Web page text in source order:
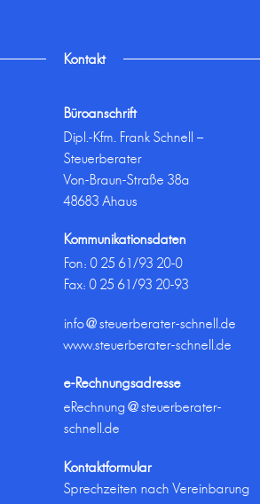
Kontakt
Büroanschrift
Dipl.-Kfm. Frank Schnell –
Steuerberater
Von-Braun-Straße 38a
48683 Ahaus
Kommunikationsdaten
Fon:0 25 61/93 20-0
Fax: 0 25 61/93 20-93
info@steuerberater-schnell.de
www.steuerberater-schnell.de
e-Rechnungsadresse
eRechnung@steuerberater-
schnell.de
Kontaktformular
Sprechzeiten nach Vereinbarung